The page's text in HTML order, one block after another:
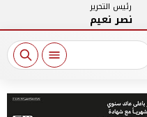
رئيس التحرير
نصر نعيم